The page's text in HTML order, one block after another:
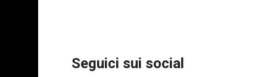
Seguici sui social